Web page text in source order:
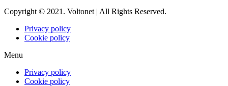
Copyright © 2021. Voltonet | All Rights Reserved.
Privacy policy
Cookie policy
Menu
Privacy policy
Cookie policy